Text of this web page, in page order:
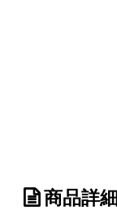
商品詳細